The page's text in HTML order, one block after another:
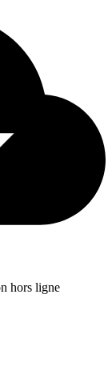
hors ligne